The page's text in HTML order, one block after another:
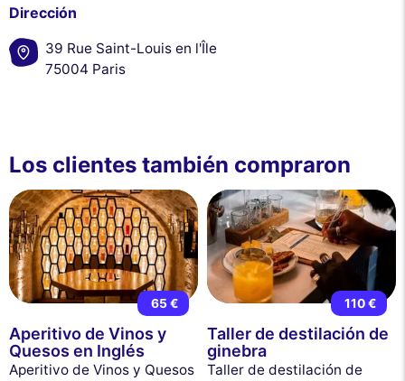
Dirección
39 Rue Saint-Louis en l'Île
75004 Paris
Los clientes también compraron
65 €
Aperitivo de Vinos y
Quesos en Inglés
Aperitivo de Vinos y Quesos
110 €
Taller de destilación de
ginebra
Taller de destilación de